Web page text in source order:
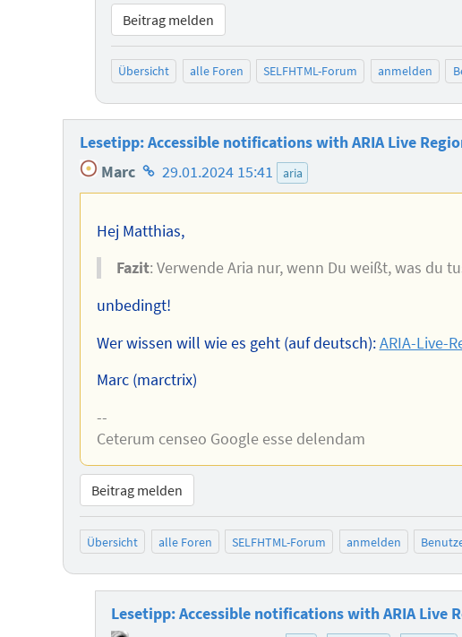
Beitrag melden
Übersicht alle Foren SELFHTML-Forum anmelden
Lesetipp: Accessible notifications with ARIA Live
Marc Homepage
des
29.01.2024 15:41 aria
Hej Matthias,
Fazit: Verwende Aria nur, wenn Du weißt, was du
unbedingt!
Wer wissen will wie es geht (auf deutsch):ARIA-Live-
Marc (marctrix)
--
Ceterum censeo Google esse delendam
Beitrag melden
Übersicht alle Foren SELFHTML-Forum anmelden
Lesetipp: Accessible notifications with ARIA Live